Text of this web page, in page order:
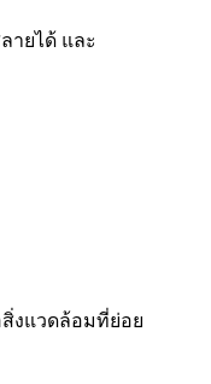
ายได้ และ
งแวดล้อมที่ย่อย